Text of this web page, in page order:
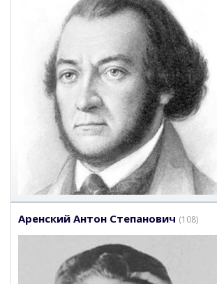
Аренский Антон Степанович (108)